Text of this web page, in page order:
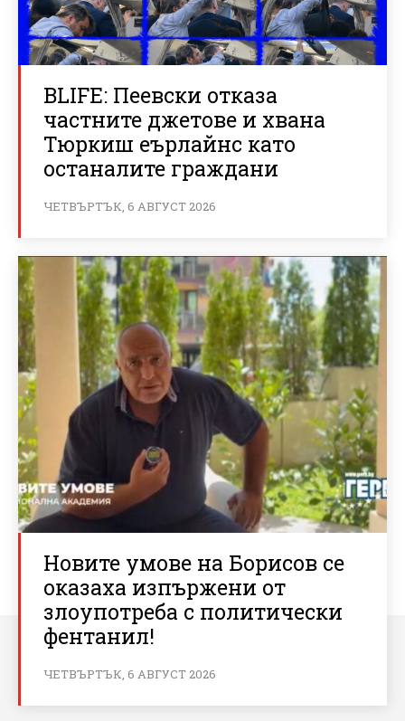
BLIFE: Пеевски отказа
частните джетове и хвана
Тюркиш еърлайнс като
останалите граждани
ЧЕТВЪРТЪК, 6 АВГУСТ 2026
Новите умове на Борисов се
оказаха изпържени от
злоупотреба с политически
фентанил!
ЧЕТВЪРТЪК, 6 АВГУСТ 2026